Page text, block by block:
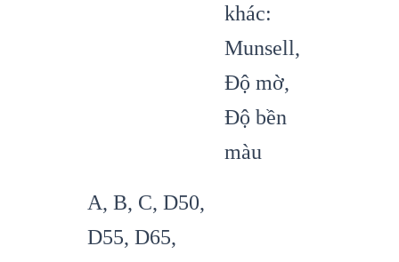
khác:
Munsell,
Độ mờ,
Độ bền
màu
A, B, C, D50,
D55, D65,